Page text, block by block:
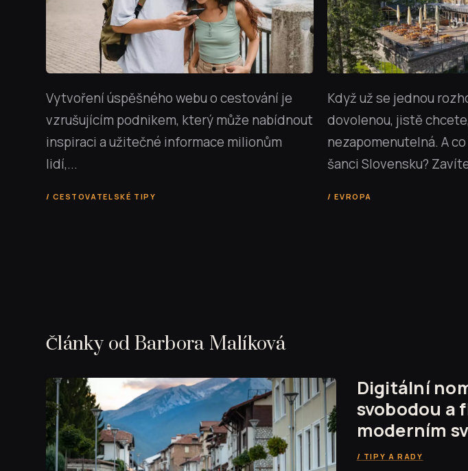
Vytvoření úspěšného webu o cestování je
vzrušujícím podnikem, který může nabídnout
inspiraci a užitečné informace milionům
lidí,...
CESTOVATELSKÉ TIPY
Když už se jednou
dovolenou, jistě
nezapomenutelná. A
šanci Slovensku?
EVROPA
Články od Barbora Malíková
Digitální
svobodou a
moderním
TIPY A RADY